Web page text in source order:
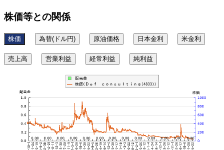
株価等との関係
株価 為替(ドル円) 原油価格 日本金利 米金利
売上高 営業利益 経常利益 純利益